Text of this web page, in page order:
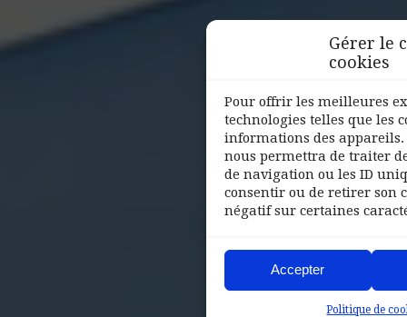
Gérer le
cookies
Pour offrir les meilleures
technologies telles que les
informations des appareils.
nous permettra de traiter
de navigation ou les ID
consentir ou de retirer son
négatif sur certaines
Accepter
Politique de